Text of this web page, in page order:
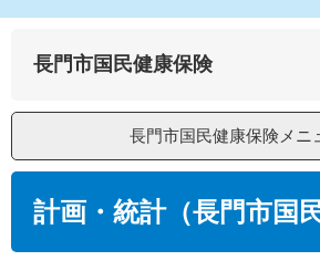
長門市国民健康保険
長門市国民健康保険メニ
計画・統計（長門市国